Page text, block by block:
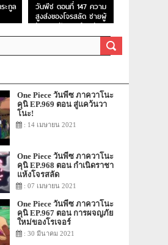
ะกูล
วันพีช ตอนที่ 147 ความ
สูงส่งของโจรสลัด ชายผู้
เล่าความฝันและเจ้าแห่งการ
กู้ซากเรือ
One Piece วันพีซ ภาควาโนะ
คุนิ EP.969 ตอน สู่แคว้นวา
โนะ!
: 14 เมษายน 2021
One Piece วันพีซ ภาควาโนะ
คุนิ EP.968 ตอน กำเนิดราชา
แห้งโจรสลัด
: 07 เมษายน 2021
One Piece วันพีซ ภาควาโนะ
คุนิ EP.967 ตอน การผจญภัย
ใหม่ของโรเจอร์
: 30 มีนาคม 2021